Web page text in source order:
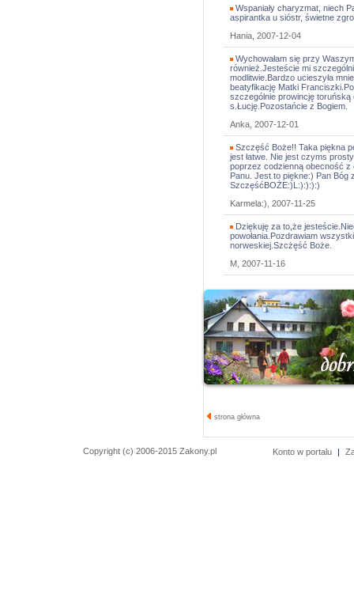
Wspaniały charyzmat, niech
aspirantka u sióstr, świetne
Hania, 2007-12-04
Wychowałam się przy
również.Jesteście mi
modlitwie.Bardzo ucieszyła
beatyfikację Matki
szczególnie prowincję
s.Łucję.Pozostańcie z Bogiem.
Anka, 2007-12-01
Szczęść Boże!! Taka piękna
jest łatwe. Nie jest czyms
poprzez codzienną obecność z
Panu. Jest to piękne:) Pan Bóg
SzczęśćBOŻE:)L:):):):)
Karmela:), 2007-11-25
Dziękuję za to,że
powołania.Pozdrawiam
norweskiej.Szcżęść Boże.
M, 2007-11-16
strona główna
Copyright (c) 2006-2015 Zakony.pl Konto w portalu |